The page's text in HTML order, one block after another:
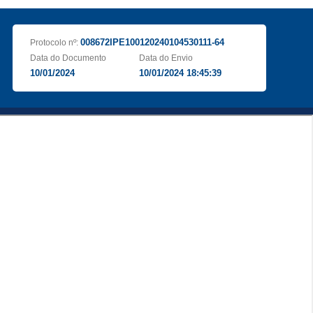
Protocolo nº: 008672IPE100120240104530111-64
Data do Documento
10/01/2024
Data do Envio
10/01/2024 18:45:39